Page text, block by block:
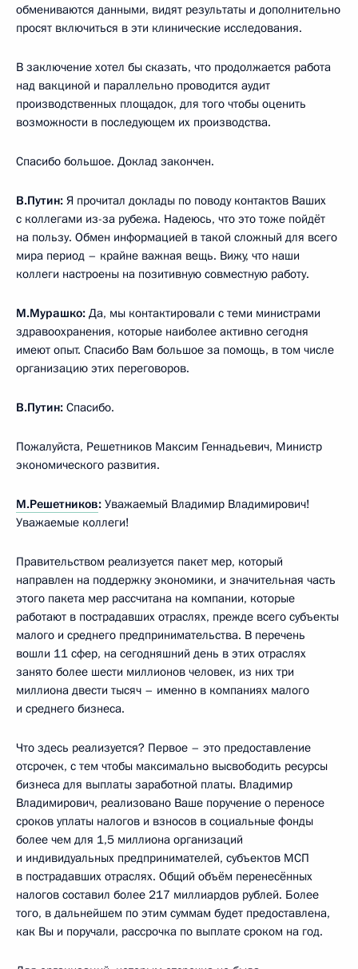
обмениваются данными, видят результаты и дополнительно
просят включиться в эти клинические исследования.
В заключение хотел бы сказать, что продолжается работа
над вакциной и параллельно проводится аудит
производственных площадок, для того чтобы оценить
возможности в последующем их производства.
Спасибо большое. Доклад закончен.
В.Путин: Я прочитал доклады по поводу контактов Ваших
с коллегами из-за рубежа. Надеюсь, что это тоже пойдёт
на пользу. Обмен информацией в такой сложный для всего
мира период – крайне важная вещь. Вижу, что наши
коллеги настроены на позитивную совместную работу.
М.Мурашко: Да, мы контактировали с теми министрами
здравоохранения, которые наиболее активно сегодня
имеют опыт. Спасибо Вам большое за помощь, в том числе
организацию этих переговоров.
В.Путин: Спасибо.
Пожалуйста, Решетников Максим Геннадьевич, Министр
экономического развития.
М.Решетников: Уважаемый Владимир Владимирович!
Уважаемые коллеги!
Правительством реализуется пакет мер, который
направлен на поддержку экономики, и значительная часть
этого пакета мер рассчитана на компании, которые
работают в пострадавших отраслях, прежде всего субъекты
малого и среднего предпринимательства. В перечень
вошли 11 сфер, на сегодняшний день в этих отраслях
занято более шести миллионов человек, из них три
миллиона двести тысяч – именно в компаниях малого
и среднего бизнеса.
Что здесь реализуется? Первое – это предоставление
отсрочек, с тем чтобы максимально высвободить ресурсы
бизнеса для выплаты заработной платы. Владимир
Владимирович, реализовано Ваше поручение о переносе
сроков уплаты налогов и взносов в социальные фонды
более чем для 1,5 миллиона организаций
и индивидуальных предпринимателей, субъектов МСП
в пострадавших отраслях. Общий объём перенесённых
налогов составил более 217 миллиардов рублей. Более
того, в дальнейшем по этим суммам будет предоставлена,
как Вы и поручали, рассрочка по выплате сроком на год.